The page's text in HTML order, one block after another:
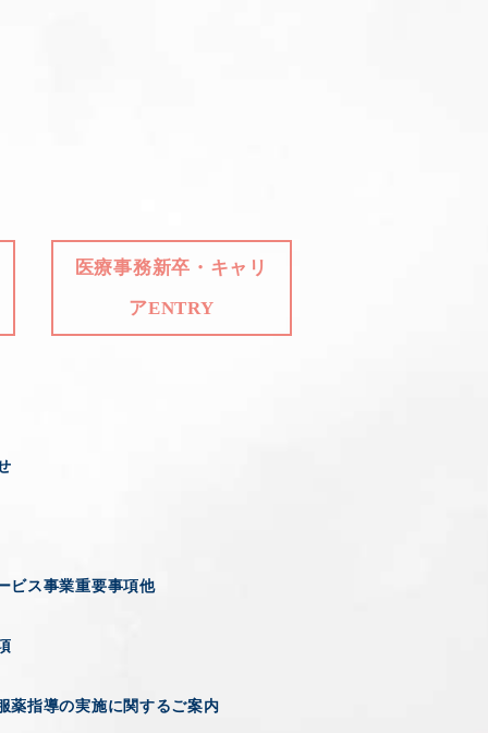
医療事務新卒・キャリ
アENTRY
ビス事業重要事項他
薬指導の実施に関するご案内